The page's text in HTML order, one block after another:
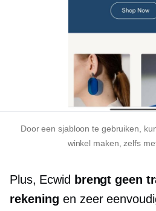
Door een sjabloon te gebruiken,
winkel maken, zelfs
Plus, Ecwid brengt geen
rekening en zeer